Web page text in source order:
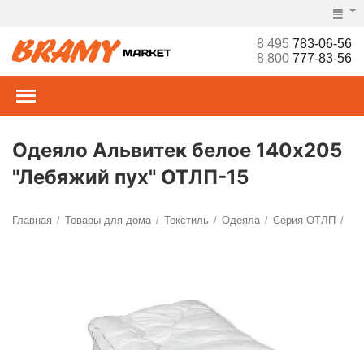
8 495783-06-56
8 800777-83-56
Одеяло Альвитек белое 140х205
"Лебяжий пух" ОТЛП-15
Главная / Товары для дома / Текстиль / Одеяла / Серия ОТЛП /